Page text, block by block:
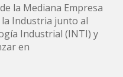
la Mediana Empresa
la Industria junto al
Industrial (INTI) y
en